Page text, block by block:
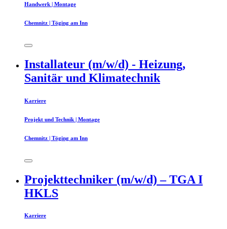
Handwerk | Montage
Chemnitz | Töging am Inn
Installateur (m/w/d) - Heizung,
Sanitär und Klimatechnik
Karriere
Projekt und Technik | Montage
Chemnitz | Töging am Inn
Projekttechniker (m/w/d) – TGA I
HKLS
Karriere